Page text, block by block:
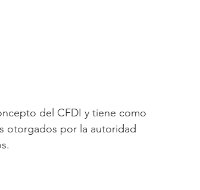
del CFDI y tiene como
otorgados por la autoridad